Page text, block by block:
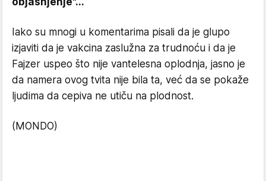
Iako su mnogi u komentarima pisali da je glupo
izjaviti da je vakcina zaslužna za trudnoću i da je
Fajzer uspeo što nije vantelesna oplodnja, jasno je
da namera ovog tvita nije bila ta, već da se pokaže
ljudima da cepiva ne utiču na plodnost.
(MONDO)